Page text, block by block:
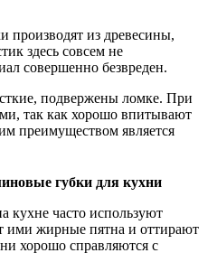
производят из древесины,
здесь совсем не
совершенно безвреден.
подвержены ломке. При
так как хорошо впитывают
преимуществом является
губки для кухни
кухне часто используют
ими жирные пятна и оттирают
хорошо справляются с